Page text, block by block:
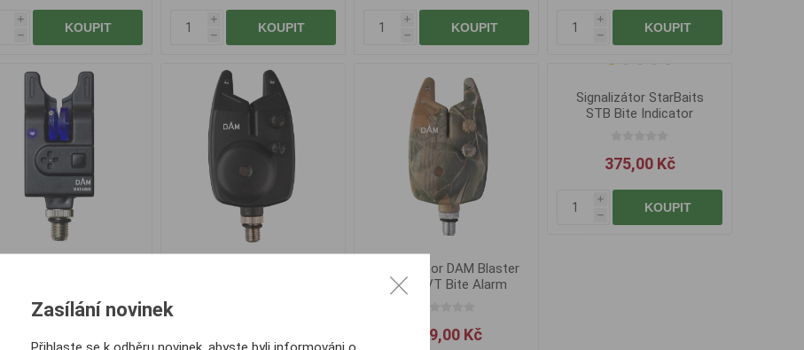
i
h
KOUPIT
i
h
KOUPIT
i
h
KOUPIT
i
h
KOUPIT
Signalizátor DAM Blaster
Camo VT Bite Alarm
259,00 Kč
Signalizátor StarBaits
STB Bite Indicator
375,00 Kč
i
h
KOUPIT
Zasílání novinek